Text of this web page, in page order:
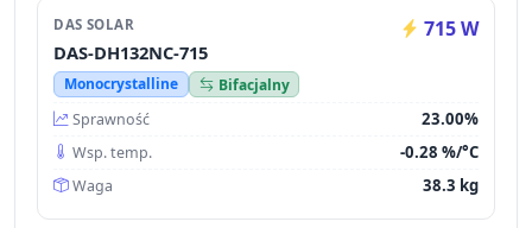
DAS SOLAR 715 W
DAS-DH132NC-715
Monocrystalline
Bifacjalny
Sprawność
23.00%
Wsp. temp. -0.28 %/°C
Waga 38.3 kg